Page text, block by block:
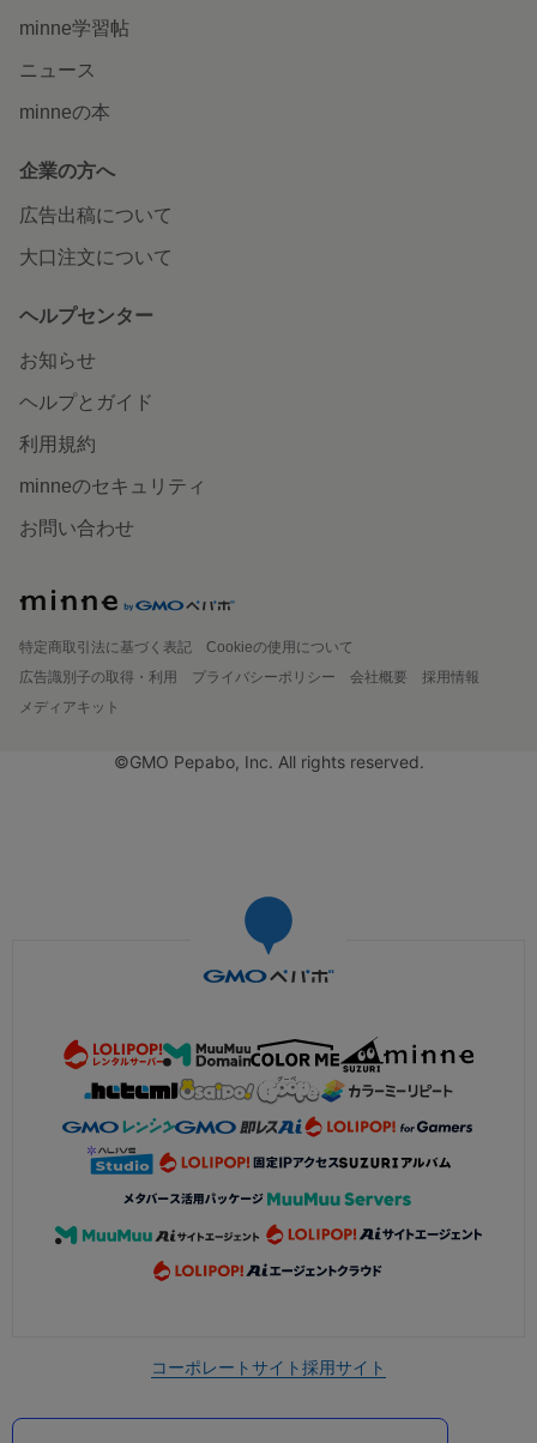
minne学習帖
ニュース
minneの本
企業の方へ
広告出稿について
大口注文について
ヘルプセンター
お知らせ
ヘルプとガイド
利用規約
minneのセキュリティ
お問い合わせ
特定商取引法に基づく表記
Cookieの使用について
広告識別子の取得・利用
プライバシーポリシー 会社概要
採用情報
メディアキット
©GMO Pepabo, Inc. All rights reserved.
コーポレートサイト採用サイト